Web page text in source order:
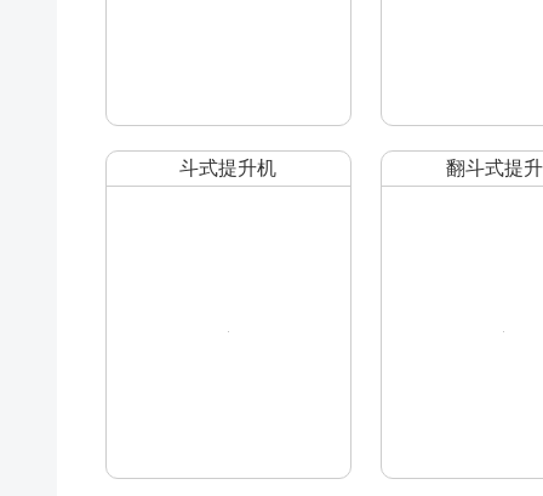
斗式提升机 翻斗式提